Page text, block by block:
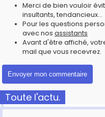
Merci de bien vouloir
insultants, tendancieux...
Pour les questions
avec nos assistants
Avant d'être affiché,
mail que vous recevrez.
Toute l'actu.